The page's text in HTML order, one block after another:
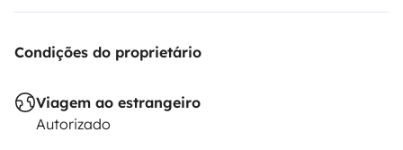
Condições do proprietário
Viagem ao estrangeiro
Autorizado